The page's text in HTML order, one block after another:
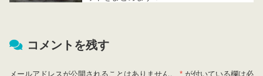
コメントを残す
メールアドレスが公開されることはありません。 * が付いている欄は必